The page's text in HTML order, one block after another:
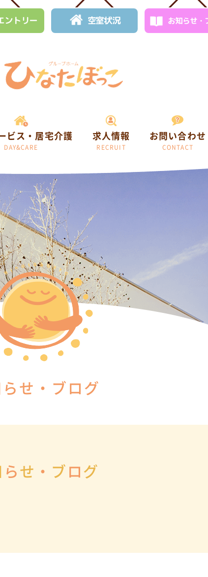
ントリー 空室状況 お知らせ・
ビス・居宅介護
DAY&CARE
求人情報
RECRUIT
お問い合わせ
CONTACT
せ・ブログ
らせ ・ ブログ